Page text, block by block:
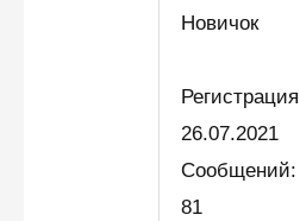
Новичок
26.07.2021
Сообщений:
81